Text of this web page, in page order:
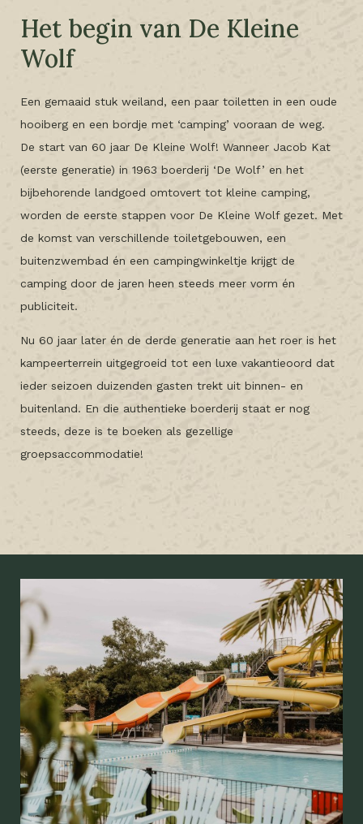
Het begin van De Kleine
Wolf
Een gemaaid stuk weiland, een paar toiletten in een oude
hooiberg en een bordje met ‘camping’ vooraan de weg.
De start van 60 jaar De Kleine Wolf! Wanneer Jacob Kat
(eerste generatie) in 1963 boerderij ‘De Wolf’ en het
bijbehorende landgoed omtovert tot kleine camping,
worden de eerste stappen voor De Kleine Wolf gezet. Met
de komst van verschillende toiletgebouwen, een
buitenzwembad én een campingwinkeltje krijgt de
camping door de jaren heen steeds meer vorm én
publiciteit.
Nu 60 jaar later én de derde generatie aan het roer is het
kampeerterrein uitgegroeid tot een luxe vakantieoord dat
ieder seizoen duizenden gasten trekt uit binnen- en
buitenland. En die authentieke boerderij staat er nog
steeds, deze is te boeken als gezellige
groepsaccommodatie!